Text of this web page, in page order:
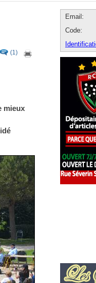
(1)
mieux
Email:
Code: